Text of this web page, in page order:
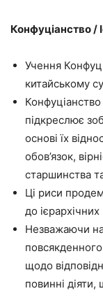
Конфуціанство /
Учення
китайському
підкреслює
основі їх
обов’язок,
старшинства
Ці риси
до ієрархічних
Незважаючи
щодо
повинні